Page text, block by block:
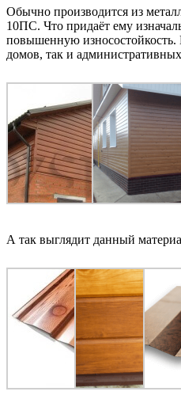
Обычно производится из
10ПС. Что придаёт ему
повышенную
домов, так и
А так выглядит данный